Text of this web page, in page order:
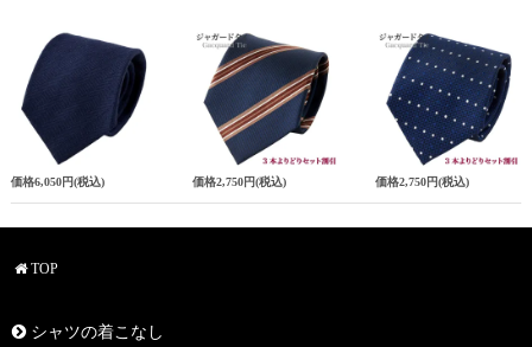
価格6,050円(税込) 価格2,750円(税込) 価格2,750円(税込)
TOP
シャツの着こなし